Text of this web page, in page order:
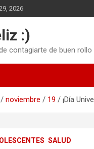
2026
:)
contagiarte de buen rollo
noviembre 19 ¡Día
SALUD